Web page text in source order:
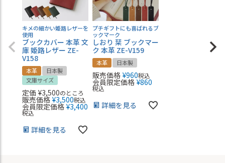
キメの細かい姫路レザーを
使用
ブックカバー 本革 文
庫 姫路レザー ZE-
V158
本革
日本製
文庫サイズ
定価 ¥3,500のところ
販売価格 ¥3,500税込
会員限定価格 ¥3,400
税込
詳細を見る
プチギフトにも喜ばれるブ
ックマーク
しおり 栞 ブックマー
ク 本革 ZE-V159
本革 日本製
販売価格 ¥960税込
会員限定価格 ¥860
税込
詳細を見る